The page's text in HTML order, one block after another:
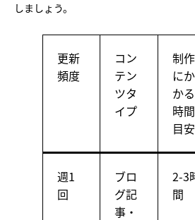
しましょう。
更新
頻度
コン
テン
ツタ
イプ
制作
にか
かる
時間
目安
週1
回
ブロ
グ記
事・
2-3
間